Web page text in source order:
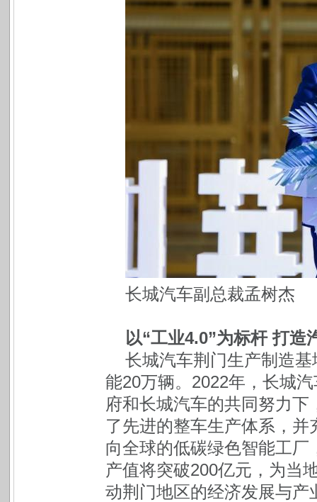
长城汽车副总裁孟树杰
以“工业4.0”为标杆 打
长城汽车荆门生产制造
能20万辆。2022年，长城
府和长城汽车的共同努力
了先进的整车生产体系，并
向全球的低碳绿色智能工
产值将突破200亿元，为当
动荆门地区的经济发展与产